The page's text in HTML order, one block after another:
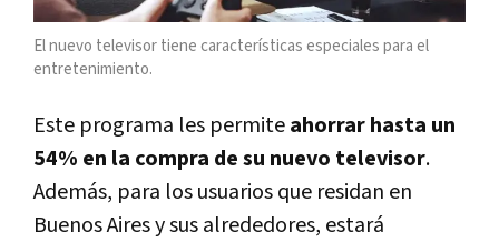
El nuevo televisor tiene características especiales para el
entretenimiento.
Este programa les permiteahorrar hasta un
54% en la compra de su nuevo televisor.
Además, para los usuarios que residan en
Buenos Aires y sus alrededores, estará